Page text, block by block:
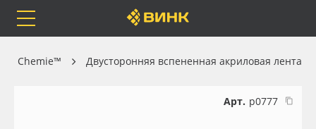
Chemie™ Двусторонняя вспененная акриловая лента
Арт. р0777